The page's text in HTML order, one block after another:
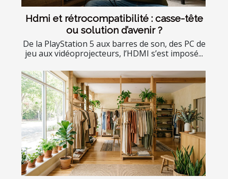
Hdmi et rétrocompatibilité : casse-tête
ou solution d’avenir ?
De la PlayStation 5 aux barres de son, des PC de
jeu aux vidéoprojecteurs, l’HDMI s’est imposé...